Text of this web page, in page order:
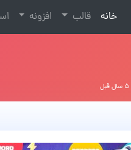
خانه
(current) قالب افزونه